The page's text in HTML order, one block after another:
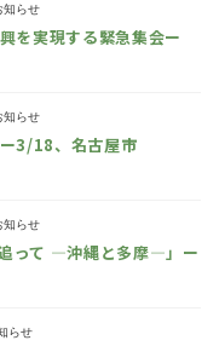
知らせ
を実現する緊急集会ー
知らせ
3/18、名古屋市
知らせ
追って ―沖縄と多摩―」ー
らせ